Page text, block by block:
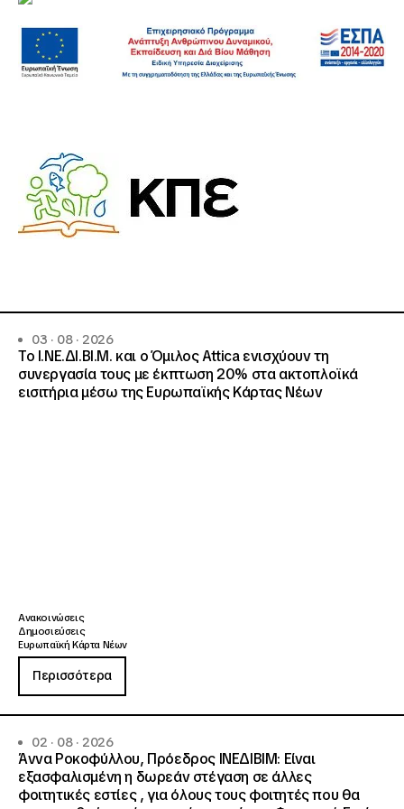
03 · 08 · 2026
Το Ι.ΝΕ.ΔΙ.ΒΙ.Μ. και o Όμιλος Attica ενισχύουν τη
συνεργασία τους με έκπτωση 20% στα ακτοπλοϊκά
εισιτήρια μέσω της Ευρωπαϊκής Κάρτας Νέων
Ανακοινώσεις
Δημοσιεύσεις
Ευρωπαϊκή Κάρτα Νέων
Περισσότερα
02 · 08 · 2026
Άννα Ροκοφύλλου, Πρόεδρος ΙΝΕΔΙΒΙΜ: Είναι
εξασφαλισμένη η δωρεάν στέγαση σε άλλες
φοιτητικές εστίες , για όλους τους φοιτητές που θα